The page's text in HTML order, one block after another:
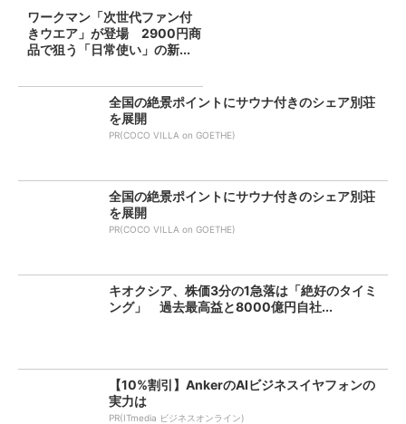
ワークマン「次世代ファン付
きウエア」が登場 2900円商
品で狙う「日常使い」の新...
全国の絶景ポイントにサウナ付きのシェア別荘
を展開
PR(COCO VILLA on GOETHE)
全国の絶景ポイントにサウナ付きのシェア別荘
を展開
PR(COCO VILLA on GOETHE)
キオクシア、株価3分の1急落は「絶好のタイミ
ング」 過去最高益と8000億円自社...
【10%割引】AnkerのAIビジネスイヤフォンの
実力は
PR(ITmedia ビジネスオンライン)